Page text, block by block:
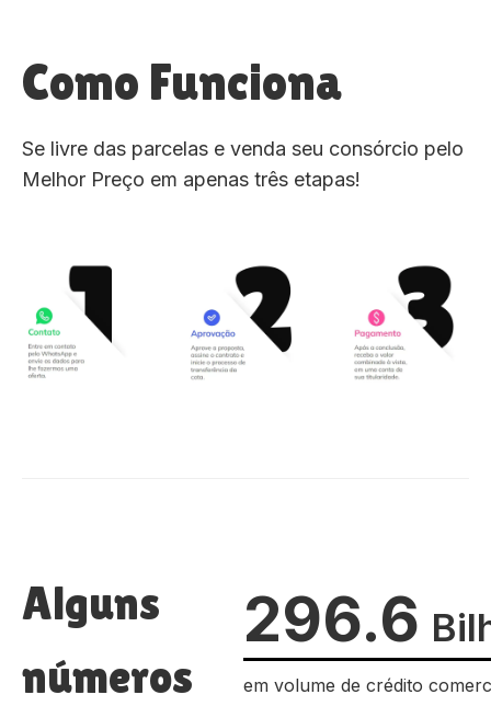
Como Funciona
Se livre das parcelas e venda seu consórcio pelo
Melhor Preço em apenas três etapas!
Alguns
números
296.6
em volume de crédito